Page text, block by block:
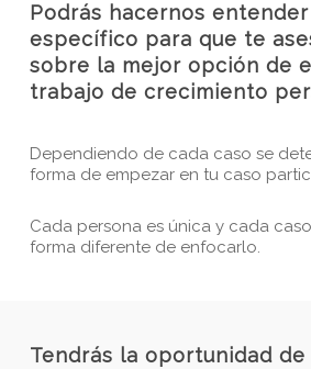
Podrás hacernos
específico para que te
sobre la mejor opción de
trabajo de crecimiento
Dependiendo de cada caso se
forma de empezar en tu caso
Cada persona es única y cada
forma diferente de enfocarlo.
Tendrás la oportunidad